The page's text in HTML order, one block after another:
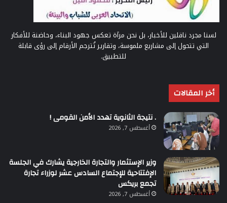
لسنا مجرد ناقلين للأخبار، بل نحن مرآة تعكس جهود البناء، وحاضنة للأفكار
التي تتحول إلى مشاريع ملموسة، وتقارير تُترجم الأرقام إلى رؤى قابلة
للتطبيق.
أخر المقالات
. نتيجة الثانوية تهدد الأمن القومى !
أغسطس 7, 2026
وزير الإستثمار والتجارة الخارجية يشارك في الجلسة
الإفتتاحية للإجتماع السادس عشر لوزراء تجارة
تجمع بريكس
أغسطس 7, 2026